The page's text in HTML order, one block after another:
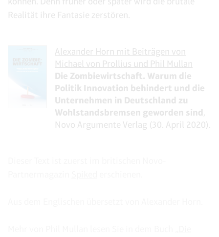
Realität ihre Fantasie zerstören.
Alexander Horn mit Beiträgen von
Michael von Prollius und Phil Mullan
Die Zombiewirtschaft. Warum die
Politik Innovation behindert und die
Unternehmen in Deutschland zu
Wohlstandsbremsen geworden sind,
Novo Argumente Verlag (30. April 2020).